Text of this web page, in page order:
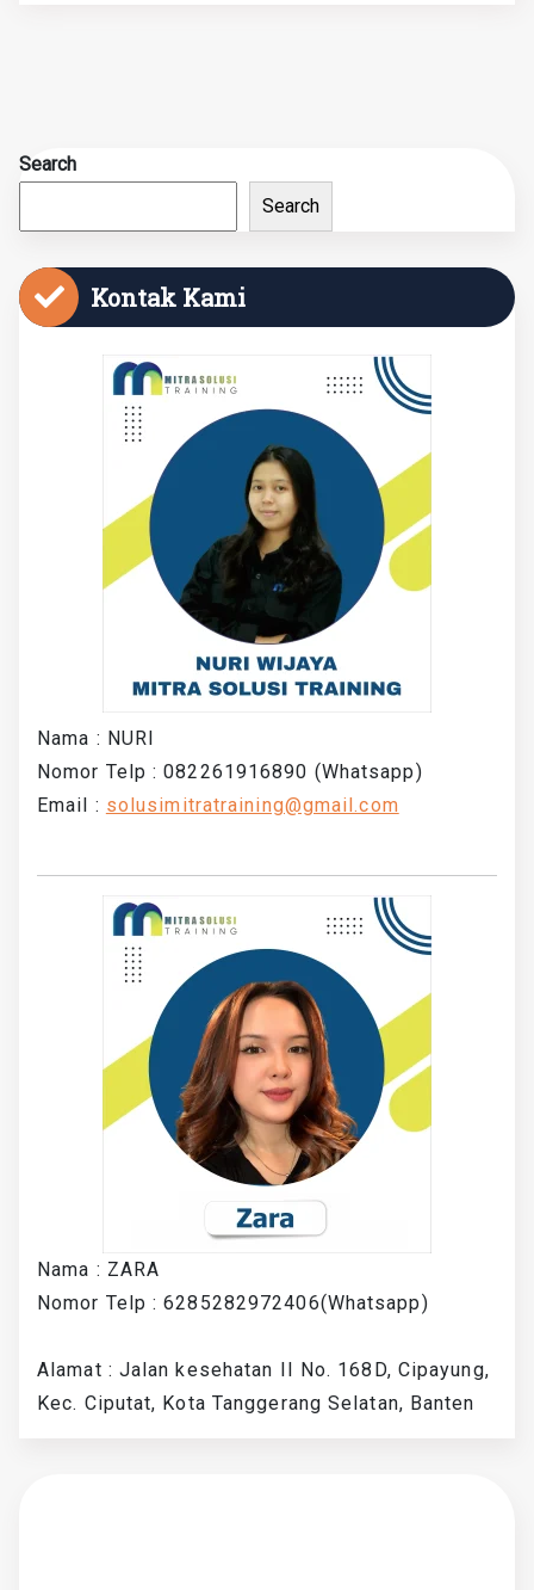
Search
Search
Kontak Kami
Nama : NURI
Nomor Telp : 082261916890 (Whatsapp)
Email : solusimitratraining@gmail.com
Nama : ZARA
Nomor Telp : 6285282972406(Whatsapp)
Alamat : Jalan kesehatan II No. 168D, Cipayung,
Kec. Ciputat, Kota Tanggerang Selatan, Banten